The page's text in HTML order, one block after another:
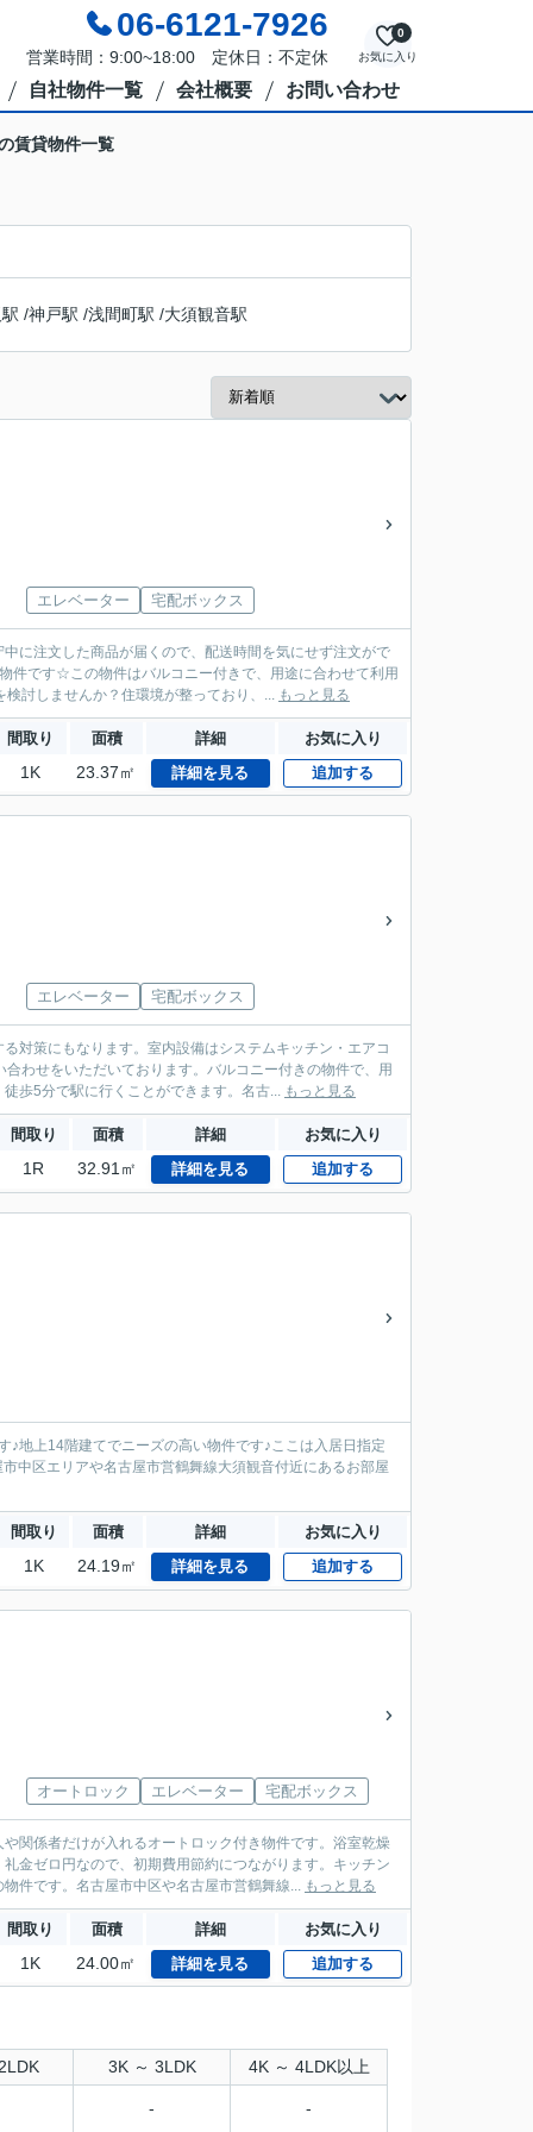
06-6121-7926
営業時間：9:00~18:00 定休日：不定休 お気に入り
0
自社物件一覧 会社概要 お問い合わせ
賃貸物件一覧
/神戸駅 /浅間町駅 /大須観音駅
エレベーター 宅配ボックス
に注文した商品が届くので、配送時間を気にせず注文がで
件です☆この物件はバルコニー付きで、用途に合わせて利用
討しませんか？住環境が整っており、... もっと見る
間取り 面積 詳細 お気に入り
1K 23.37㎡ 詳細を見る 追加する
エレベーター 宅配ボックス
対策にもなります。室内設備はシステムキッチン・エアコ
わせをいただいております。バルコニー付きの物件で、用
歩5分で駅に行くことができます。名古... もっと見る
間取り 面積 詳細 お気に入り
1R 32.91㎡ 詳細を見る 追加する
地上14階建てでニーズの高い物件です♪ここは入居日指定
中区エリアや名古屋市営鶴舞線大須観音付近にあるお部屋
間取り 面積 詳細 お気に入り
1K 24.19㎡ 詳細を見る 追加する
オートロック エレベーター 宅配ボックス
関係者だけが入れるオートロック付き物件です。浴室乾燥
金ゼロ円なので、初期費用節約につながります。キッチン
件です。名古屋市中区や名古屋市営鶴舞線... もっと見る
間取り 面積 詳細 お気に入り
1K 24.00㎡ 詳細を見る 追加する
3K ～ 3LDK 4K ～ 4LDK以上
- -